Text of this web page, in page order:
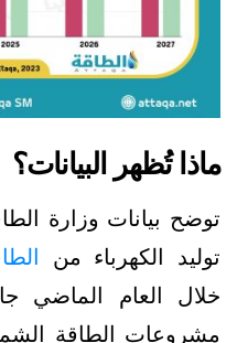
ماذا تُظهر البيانات؟
توضح بيانات وزارة
توليد الكهرباء من
خلال العام الماضي
مشروعات الطاقة